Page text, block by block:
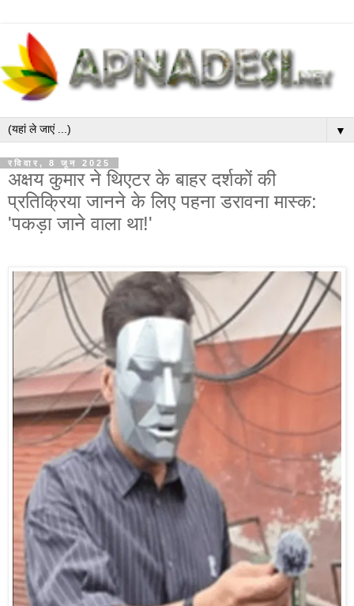
▼
रविवार, 8 जून 2025
अक्षय कुमार ने थिएटर के बाहर दर्शकों की
प्रतिक्रिया जानने के लिए पहना डरावना मास्क:
'पकड़ा जाने वाला था!'